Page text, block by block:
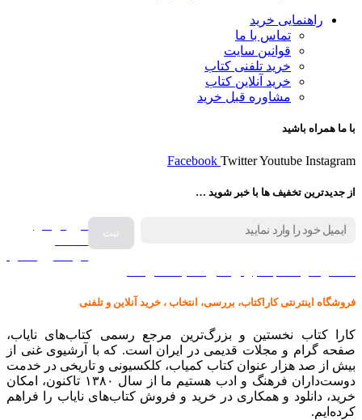
راهنمایی خرید
تماس با ما
قوانین سایت
خرید تلفنی کتاب
خرید آنلاین کتاب
مشاوره قبل خرید
با ما همراه باشید
Facebook TwitterYoutube Instagram
از جدیدترین تخفیف ها با خبر شوید …
فروش انواع
فروشگاه اینترنتی کاراکتاب، بررسی، انتخاب ، خرید آنلاین و تلفنی
کارا کتاب نخستین و بزرگ‌ترین مرجع رسمی کتاب‌های نایاب،
صفحه گرام و مجلات قدیمی در ایران است. که با آرشیوی غنی از
بیش از صد هزار عنوان کتاب کمیاب، کلکسیونی و تاریخی در خدمت
دوست‌داران فرهنگ و ادب هستیم ما از سال ۱۳۸۰ تاکنون، امکان
خرید، دانلود و همکاری در خرید و فروش کتاب‌های نایاب را فراهم
کرده‌ایم.